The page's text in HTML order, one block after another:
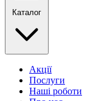
Каталог
Акції
Послуги
Наші роботи